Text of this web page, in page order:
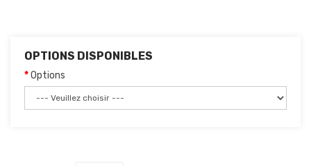
OPTIONS DISPONIBLES
Options